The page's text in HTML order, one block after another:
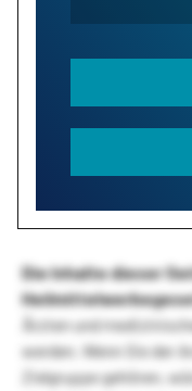
Die Inhalte dieser
Ärzten und
werden. Wenn Sie der
Zielgruppe gehören,